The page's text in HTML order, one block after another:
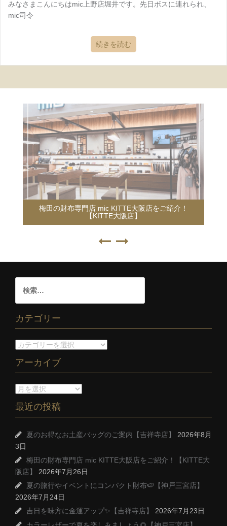
みなさまこんにちはmic上野店堀井です。先日ボスに連れられ、
mic司令
続きを読む
梅田の財布専門店 mic KITTE大阪店をご紹介！
【KITTE大阪店】
カテゴリー
アーカイブ
最近の投稿
夏のお得なお土産バッグのご案内【吉祥寺店】
2026年8月
3日
梅田の財布専門店 mic KITTE大阪店をご紹介！【KITTE大
阪店】
2026年7月26日
夏の旅行やイベントにコンパクト財布🍉【神戸三宮店】
2026年7月24日
吉日を味方に金運アップ✨【吉祥寺店】
2026年7月23日